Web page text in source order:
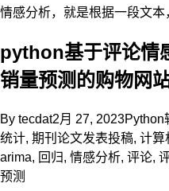
情感分析，就是根据一段文本
python基于评论情
销量预测的购物网
By tecdat2月 27, 2023Python
统计, 期刊论文发表投稿, 计算
arima, 回归, 情感分析, 评论,
预测